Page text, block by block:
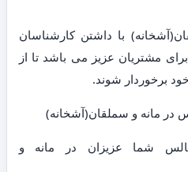
با داشتن کارشناسان
مشتریان عزیز می باشد تا از
برخوردار شوند.
در مانه و سملقان(آشخانه)
شما عزیزان در مانه و